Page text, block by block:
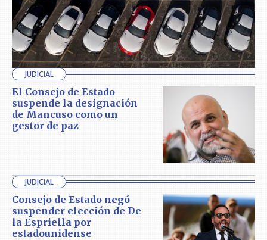
JUDICIAL
El Consejo de Estado
suspende la designación
de Mancuso como un
gestor de paz
JUDICIAL
Consejo de Estado negó
suspender elección de De
la Espriella por
estadounidense